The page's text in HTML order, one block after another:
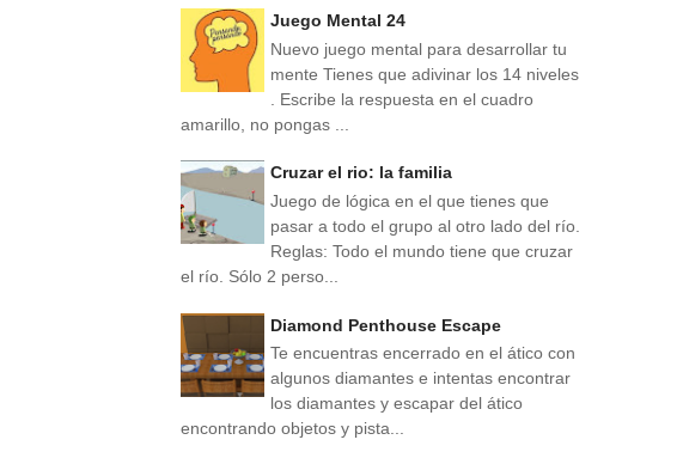
Juego Mental 24
Nuevo juego mental para desarrollar tu
mente Tienes que adivinar los 14 niveles
. Escribe la respuesta en el cuadro
amarillo, no pongas ...
Cruzar el rio: la familia
Juego de lógica en el que tienes que
pasar a todo el grupo al otro lado del río.
Reglas: Todo el mundo tiene que cruzar
el río. Sólo 2 perso...
Diamond Penthouse Escape
Te encuentras encerrado en el ático con
algunos diamantes e intentas encontrar
los diamantes y escapar del ático
encontrando objetos y pista...